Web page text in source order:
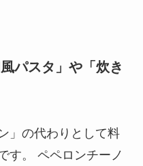
パスタ」や「炊き
」の代わりとして料
す。 ペペロンチーノ